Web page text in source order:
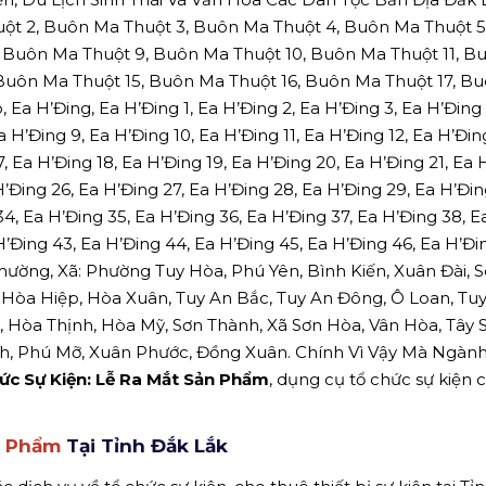
2, Buôn Ma Thuột 3, Buôn Ma Thuột 4, Buôn Ma Thuột
Ma Thuột 9, Buôn Ma Thuột 10, Buôn Ma Thuột 11,
Ma Thuột 15, Buôn Ma Thuột 16, Buôn Ma Thuột 17,
H’Đing, Ea H’Đing 1, Ea H’Đing 2, Ea H’Đing 3, Ea H’Đing
9, Ea H’Đing 10, Ea H’Đing 11, Ea H’Đing 12, Ea
Ea H’Đing 18, Ea H’Đing 19, Ea H’Đing 20, Ea H’Đing 21, Ea
26, Ea H’Đing 27, Ea H’Đing 28, Ea H’Đing 29, Ea
Ea H’Đing 35, Ea H’Đing 36, Ea H’Đing 37, Ea H’Đing 38,
43, Ea H’Đing 44, Ea H’Đing 45, Ea H’Đing 46, Ea
Xã: Phường Tuy Hòa, Phú Yên, Bình Kiến, Xuân Đài,
Hiệp, Hòa Xuân, Tuy An Bắc, Tuy An Đông, Ô Loan,
Thịnh, Hòa Mỹ, Sơn Thành, Xã Sơn Hòa, Vân Hòa, Tây
Phú Mỡ, Xuân Phước, Đồng Xuân. Chính Vì Vậy Mà
Sự Kiện: Lễ Ra Mắt Sản Phẩm, dụng cụ tổ chức sự kiện
Phẩm Tại Tỉnh Đắk Lắk